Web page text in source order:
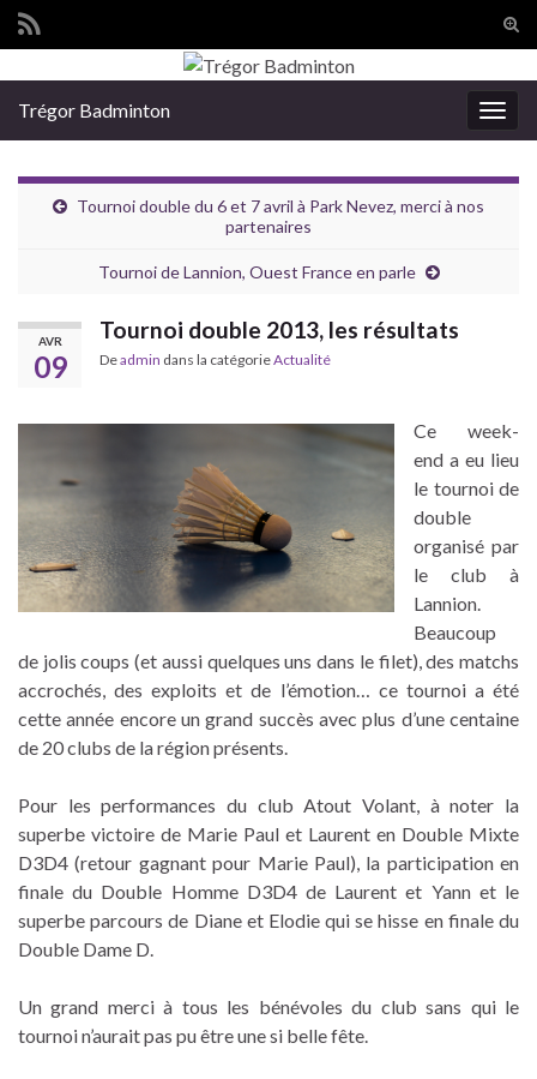
Search for:
Trégor Badminton
Tournoi double du 6 et 7 avril à Park Nevez, merci à nos
partenaires
Tournoi de Lannion, Ouest France en parle
AVR
09
Tournoi double 2013, les résultats
Deadmin dans la catégorieActualité
Ce week-
end a eu lieu
le tournoi de
double
organisé par
le club à
Lannion.
Beaucoup
de jolis coups (et aussi quelques uns dans le filet), des matchs
accrochés, des exploits et de l’émotion… ce tournoi a été
cette année encore un grand succès avec plus d’une centaine
de 20 clubs de la région présents.
Pour les performances du club Atout Volant, à noter la
superbe victoire de Marie Paul et Laurent en Double Mixte
D3D4 (retour gagnant pour Marie Paul), la participation en
finale du Double Homme D3D4 de Laurent et Yann et le
superbe parcours de Diane et Elodie qui se hisse en finale du
Double Dame D.
Un grand merci à tous les bénévoles du club sans qui le
tournoi n’aurait pas pu être une si belle fête.